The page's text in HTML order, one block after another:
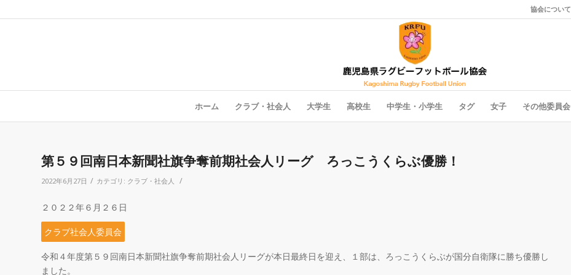
協会について
ホーム クラブ・社会人 大学生 高校生 中学生・小学生 タグ 女子 その他委員会
第５９回南日本新聞社旗争奪前期社会人リーグ ろっこうくらぶ優勝！
2022年6月27日 / カテゴリ: クラブ・社会人 /
２０２２年６月２６日
クラブ社会人委員会
令和４年度第５９回南日本新聞社旗争奪前期社会人リーグが本日最終日を迎え、１部は、ろっこうくらぶが国分自衛隊に勝ち優勝し
ました。